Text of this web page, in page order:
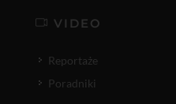
VIDEO
Reportaże
Poradniki